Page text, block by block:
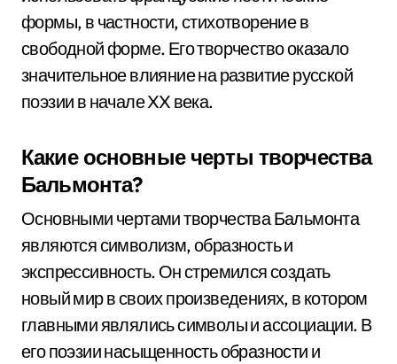
формы, в частности, стихотворение в
свободной форме. Его творчество оказало
значительное влияние на развитие русской
поэзии в начале XX века.
Какие основные черты творчества
Бальмонта?
Основными чертами творчества Бальмонта
являются символизм, образность и
экспрессивность. Он стремился создать
новый мир в своих произведениях, в котором
главными являлись символы и ассоциации. В
его поэзии насыщенность образности и